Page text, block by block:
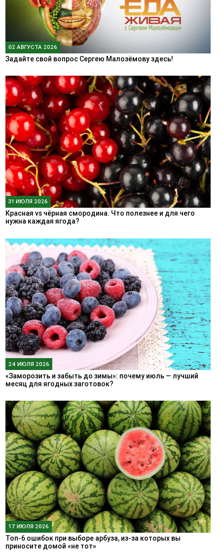
02 АВГУСТА 2026
Задайте свой вопрос Сергею Малозёмову здесь!
31 ИЮЛЯ 2026
Красная vs чёрная смородина. Что полезнее и для чего
нужна каждая ягода?
24 ИЮЛЯ 2026
«Заморозить и забыть до зимы»: почему июль — лучший
месяц для ягодных заготовок?
17 ИЮЛЯ 2026
Топ-6 ошибок при выборе арбуза, из-за которых вы
приносите домой «не тот»